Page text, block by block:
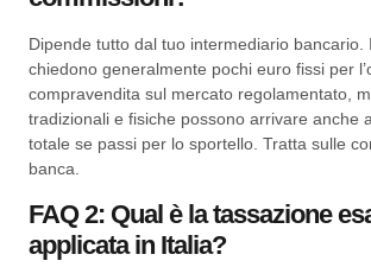
Dipende tutto dal tuo intermediario bancario.
chiedono generalmente pochi euro fissi per
compravendita sul mercato regolamentato,
tradizionali e fisiche possono arrivare anche
totale se passi per lo sportello. Tratta sulle
banca.
FAQ 2: Qual è la tassazione
applicata in Italia?